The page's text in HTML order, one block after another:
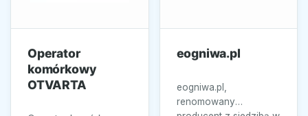
Operator
komórkowy
OTVARTA
eogniwa.pl
eogniwa.pl,
renomowany